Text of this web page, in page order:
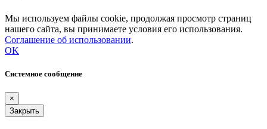
Мы используем файлы cookie, продолжая просмотр страниц
нашего сайта, вы принимаете условия его использования.
Соглашение об использовании.
OK
Системное сообщение
×
Закрыть